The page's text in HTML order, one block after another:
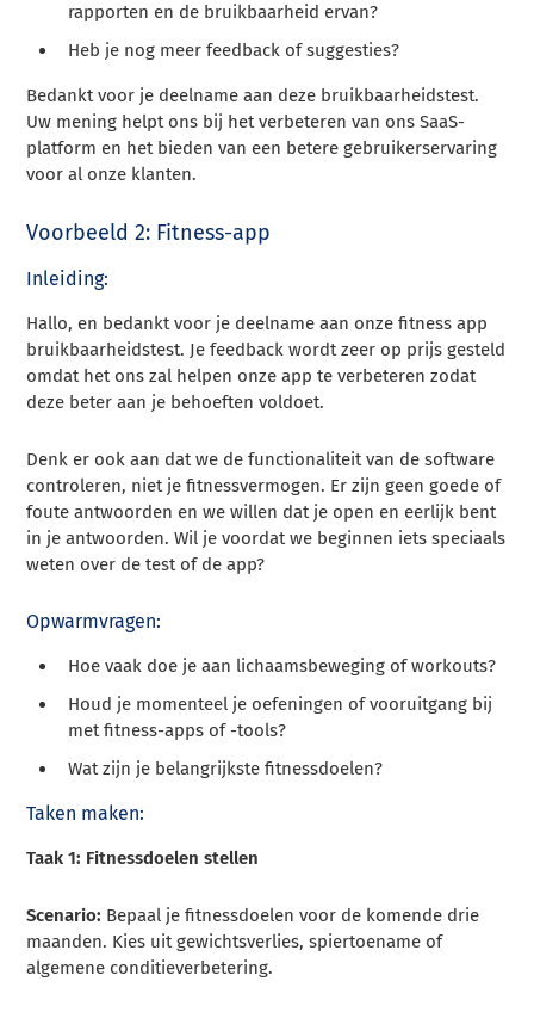
rapporten en de bruikbaarheid ervan?
Heb je nog meer feedback of suggesties?
Bedankt voor je deelname aan deze bruikbaarheidstest.
Uw mening helpt ons bij het verbeteren van ons SaaS-
platform en het bieden van een betere gebruikerservaring
voor al onze klanten.
Voorbeeld 2: Fitness-app
Inleiding:
Hallo, en bedankt voor je deelname aan onze fitness app
bruikbaarheidstest. Je feedback wordt zeer op prijs gesteld
omdat het ons zal helpen onze app te verbeteren zodat
deze beter aan je behoeften voldoet.
Denk er ook aan dat we de functionaliteit van de software
controleren, niet je fitnessvermogen. Er zijn geen goede of
foute antwoorden en we willen dat je open en eerlijk bent
in je antwoorden. Wil je voordat we beginnen iets speciaals
weten over de test of de app?
Opwarmvragen:
Hoe vaak doe je aan lichaamsbeweging of workouts?
Houd je momenteel je oefeningen of vooruitgang bij
met fitness-apps of -tools?
Wat zijn je belangrijkste fitnessdoelen?
Taken maken:
Taak 1: Fitnessdoelen stellen
Scenario: Bepaal je fitnessdoelen voor de komende drie
maanden. Kies uit gewichtsverlies, spiertoename of
algemene conditieverbetering.